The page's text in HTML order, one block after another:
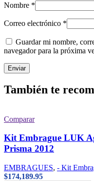
Nombre *
Correo electrónico *
Guardar mi nombre,
navegador para la próxima
También te
Comparar
Kit Embrague LUK
Prisma 2012
EMBRAGUES, - Kit
$174,189.95